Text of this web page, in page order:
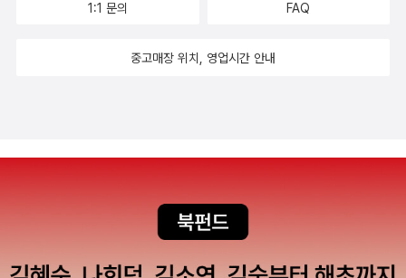
다수는 불면증에 시달리고 있다.잠만 잘 자도 금세 활력을 되찾을 정
뢰리
서 돈벌이를 찾아나서는 틀이 아닌, 스스로 살림을 짓도록 북돋우고
규). 낱말책을 쓴다. 《풀꽃나무 들숲노래 동시 따라쓰기》, 《새로 쓰는
1:1 문의 FAQ
중고매장 위치, 영업시간 안내